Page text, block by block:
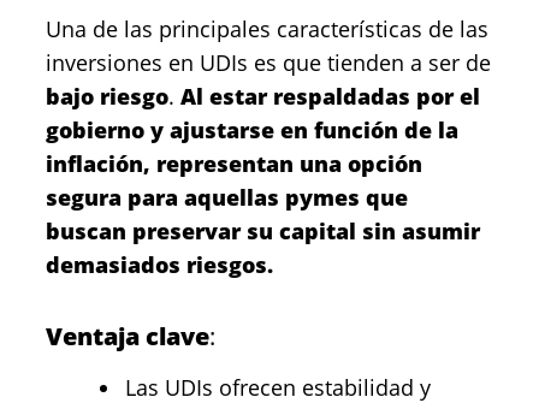
Una de las principales características de las
inversiones en UDIs es que tienden a ser de
bajo riesgo. Al estar respaldadas por el
gobierno y ajustarse en función de la
inflación, representan una opción
segura para aquellas pymes que
buscan preservar su capital sin asumir
demasiados riesgos.
Ventaja clave:
Las UDIs ofrecen estabilidad y